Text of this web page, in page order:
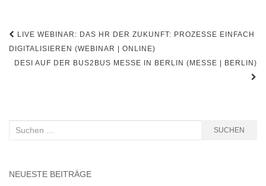
Beitragsnavigation
LIVE WEBINAR: DAS HR DER ZUKUNFT: PROZESSE EINFACH
DIGITALISIEREN (WEBINAR | ONLINE)
DESI AUF DER BUS2BUS MESSE IN BERLIN (MESSE | BERLIN)
Suchen
SUCHEN
NEUESTE BEITRÄGE